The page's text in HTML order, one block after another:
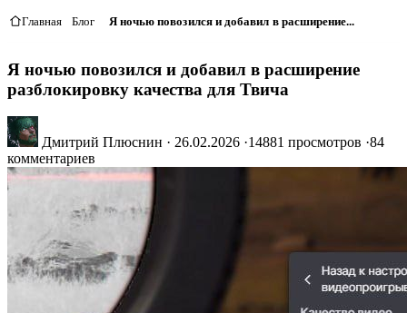
Главная Блог Я ночью повозился и добавил в расширение...
Я ночью повозился и добавил в расширение
разблокировку качества для Твича
Дмитрий Плюснин · 26.02.2026 ·14881 просмотров ·84
комментариев